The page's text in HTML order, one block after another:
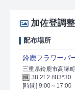
加佐登調
配布場所
鈴鹿フラワーパ
三重県鈴鹿市高塚
38 212 883*30
[時間] 9:00～17:00